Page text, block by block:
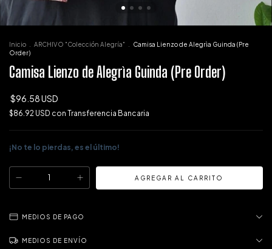
Inicio ARCHIVO "Colección Alegría"
Camisa Lienzo de Alegrìa Guinda (Pre
Order)
Camisa Lienzo de Alegrìa Guinda (Pre Order)
$96.58 USD
$86.92 USD con Transferencia Bancaria
¡No te lo pierdas, es el último!
MEDIOS DE PAGO
MEDIOS DE ENVÍO